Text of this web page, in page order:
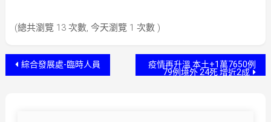
(總共瀏覽 13 次數, 今天瀏覽 1 次數 )
文綜合發展處-臨時人員
疫情再升溫 本土+1萬7650例
79例境外 24死 增近2成